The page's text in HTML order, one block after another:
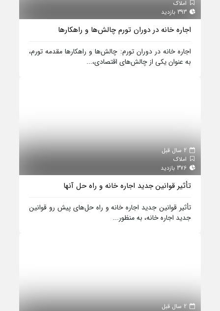
املاک
اجاره خانه در دوران تورم چالش‌ها و راهکارها
اجاره خانه در دوران تورم: چالش‌ها و راهکارها مقدمه تورم،
به عنوان یکی از چالش‌های اقتصادی،...
املاک
تأثیر قوانین جدید اجاره خانه و راه حل‌ آنها
تأثیر قوانین جدید اجاره خانه و راه حل‌های پیش رو قوانین
جدید اجاره خانه، به منظور...